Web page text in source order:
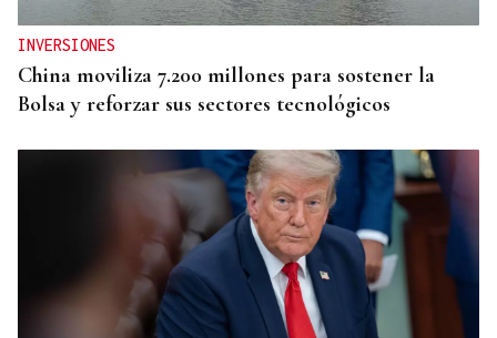
INVERSIONES
China moviliza 7.200 millones para sostener la
Bolsa y reforzar sus sectores tecnológicos